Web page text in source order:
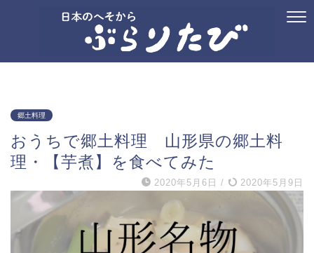
郷土料理
おうちで郷土料理 山形県の郷土料
理・【芋煮】を食べてみた
2020年5月6日 / 2020年5月9日